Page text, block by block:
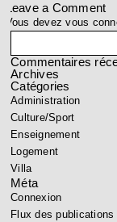
Leave a Comment
Vous devezvous
Commentaires
Archives
Catégories
Administration
Culture/Sport
Enseignement
Logement
Villa
Méta
Connexion
Flux des publications